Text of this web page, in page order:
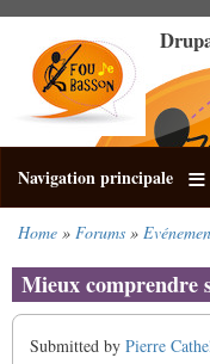
main
content
Navigation principale
Home Forums
Mieux comprendre
Submitted by Pierre